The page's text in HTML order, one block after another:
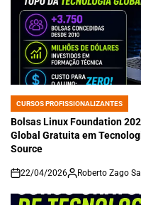
POSTED
IN
CURSOS PROFISSIONALIZANTES
Bolsas Linux Foundation
Global Gratuita em
Source
on
22/04/2026 Roberto Zago